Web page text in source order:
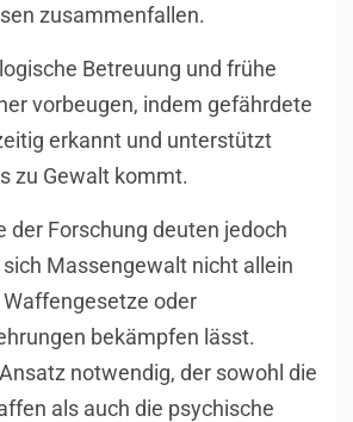
zusammenfallen.
Betreuung und frühe
vorbeugen, indem gefährdete
erkannt und unterstützt
zu Gewalt kommt.
der Forschung deuten jedoch
Massengewalt nicht allein
oder
bekämpfen lässt.
notwendig, der sowohl die
als auch die psychische